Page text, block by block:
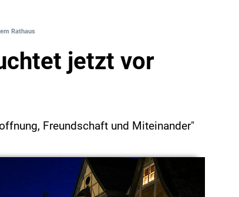
Rathaus
jetzt vor
Freundschaft und Miteinander"